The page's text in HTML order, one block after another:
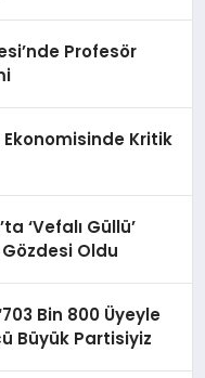
Profesör
Kritik
‘Vefalı Güllü’
Oldu
Bin 800 Üyeyle
Büyük Partisiyiz